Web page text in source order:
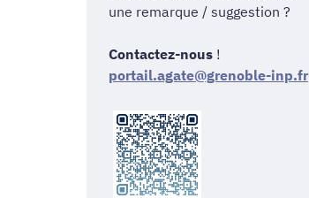
une remarque / suggestion ?
Contactez-nous !
portail.agate@grenoble-inp.fr